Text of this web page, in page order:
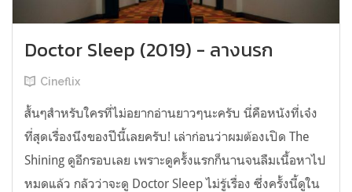
Doctor Sleep (2019) - ลางนรก
Cineflix
สั้นๆสำหรับใครที่ไม่อยากอ่านยาวๆนะครับ นี่คือหนังที่เจ๋ง
ที่สุดเรื่องนึงของปีนี้เลยครับ! เล่าก่อนว่าผมต้องเปิด The
Shining ดูอีกรอบเลย เพราะดูครั้งแรกก็นานจนลืมเนื้อหาไป
หมดแล้ว กลัวว่าจะดู Doctor Sleep ไม่รู้เรื่อง ซึ่งครั้งนี้ดูใน